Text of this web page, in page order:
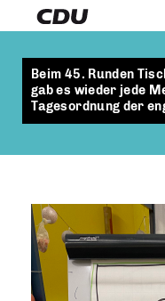
Beim 45. Runden
gab es wieder jede
Tagesordnung der